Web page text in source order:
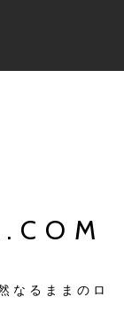
なるままのロ